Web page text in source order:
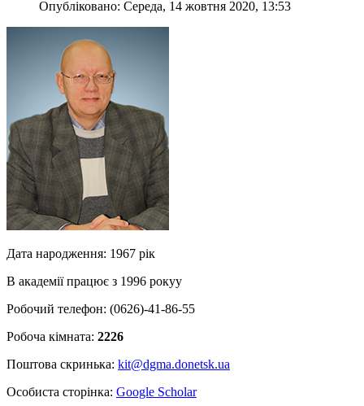
Опубліковано: Середа, 14 жовтня 2020, 13:53
Дата народження: 1967 рік
В академії працює з 1996 рокуу
Робочий телефон: (0626)-41-86-55
Робоча кімната: 2226
Поштова скринька: kit@dgma.donetsk.ua
Особиста сторінка: Google Scholar